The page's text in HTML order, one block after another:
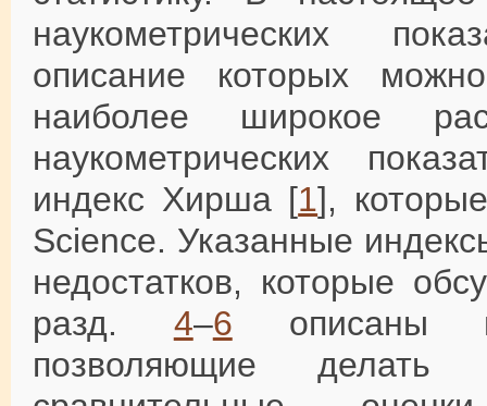
наукометрических
описание которых
наиболее широкое
наукометрических
индекс Хирша [1],
Science. Указанные
недостатков, которые
разд. 4–6 описаны
позволяющие делать